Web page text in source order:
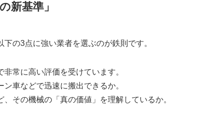
新基準」
の3点に強い業者を選ぶのが鉄則です。
常に高い評価を受けています。
車などで迅速に搬出できるか。
その機械の「真の価値」を理解しているか。